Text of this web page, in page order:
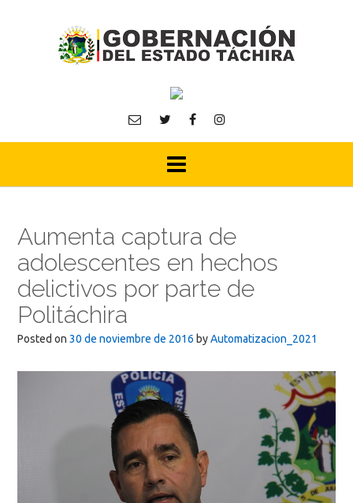
Aumenta captura de
adolescentes en hechos
delictivos por parte de
Politáchira
Posted on 30 de noviembre de 2016 byAutomatizacion_2021